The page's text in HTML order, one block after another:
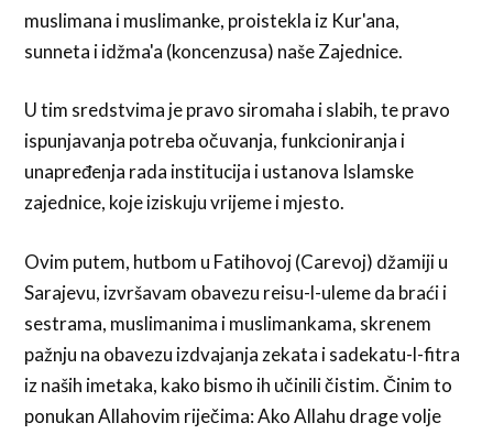
muslimana i muslimanke, proistekla iz Kur'ana,
sunneta i idžma'a (koncenzusa) naše Zajednice.
U tim sredstvima je pravo siromaha i slabih, te pravo
ispunjavanja potreba očuvanja, funkcioniranja i
unapređenja rada institucija i ustanova Islamske
zajednice, koje iziskuju vrijeme i mjesto.
Ovim putem, hutbom u Fatihovoj (Carevoj) džamiji u
Sarajevu, izvršavam obavezu reisu-l-uleme da braći i
sestrama, muslimanima i muslimankama, skrenem
pažnju na obavezu izdvajanja zekata i sadekatu-l-fitra
iz naših imetaka, kako bismo ih učinili čistim. Činim to
ponukan Allahovim riječima: Ako Allahu drage volje